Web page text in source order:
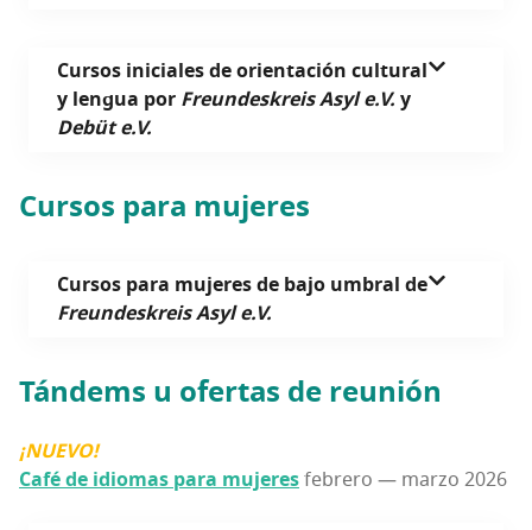
Cur­sos ini­cia­les de orien­ta­ción cul­tu­ral
y len­gua por Freun­des­kreis Asyl e.V. y
Debüt e.V.
Cur­sos para mujeres
Cur­sos para muje­res de bajo umbral de
Freun­des­kreis Asyl e.V.
Tán­dems u ofer­tas de reunión
¡NUEVO!
Café de idio­mas para muje­resfebre­ro — mar­zo 2026